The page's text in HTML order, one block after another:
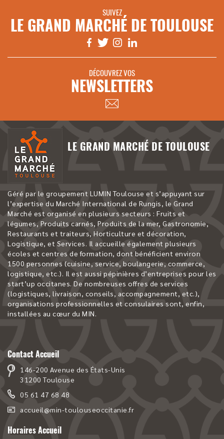
SUIVEZ
LE GRAND MARCHÉ DE TOULOUSE
DÉCOUVREZ VOS
NEWSLETTERS
LE GRAND MARCHÉ DE TOULOUSE
Géré par le groupement LUMIN Toulouse et s’appuyant sur
l’expertise du Marché International de Rungis, le Grand
Marché est organisé en plusieurs secteurs : Fruits et
légumes, Produits carnés, Produits de la mer, Gastronomie,
Restaurants et traiteurs, Horticulture et décoration,
Logistique, et Services. Il accueille également plusieurs
écoles et centres de formation, dont bénéficient environ
1500 personnes (cuisine, service, boulangerie, commerce,
logistique, etc.). Il est aussi pépinières d’entreprises pour les
start’up occitanes. De nombreuses offres de services
(logistiques, livraison, conseils, accompagnement, etc.),
organisations professionnelles et consulaires sont, enfin,
installées au cœur du MIN.
Contact Accueil
146-200 Avenue des États-Unis
31200 Toulouse
05 61 47 68 48
accueil@min-toulouseoccitanie.fr
Horaires Accueil